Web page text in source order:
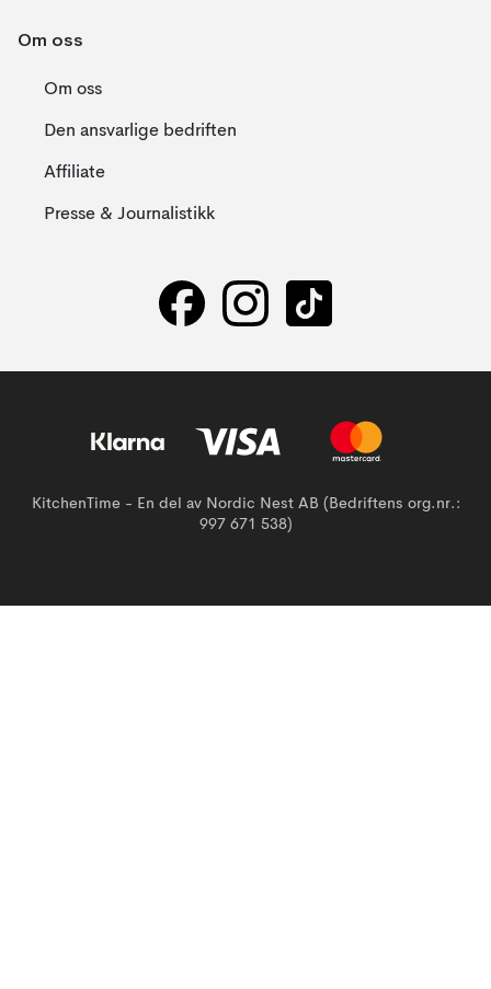
Om oss
Om oss
Den ansvarlige bedriften
Affiliate
Presse & Journalistikk
KitchenTime - En del av Nordic Nest AB (Bedriftens org.nr.:
997 671 538)